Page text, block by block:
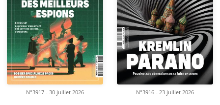
N°3917 - 30 juillet 2026 N°3916 - 23 juillet 2026